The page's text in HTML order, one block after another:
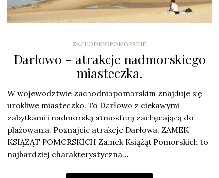
ZACHODNIOPOMORSKIE
Darłowo – atrakcje nadmorskiego
miasteczka.
W województwie zachodniopomorskim znajduje się
urokliwe miasteczko. To Darłowo z ciekawymi
zabytkami i nadmorską atmosferą zachęcającą do
plażowania. Poznajcie atrakcje Darłowa. ZAMEK
KSIĄŻĄT POMORSKICH Zamek Książąt Pomorskich to
najbardziej charakterystyczna…